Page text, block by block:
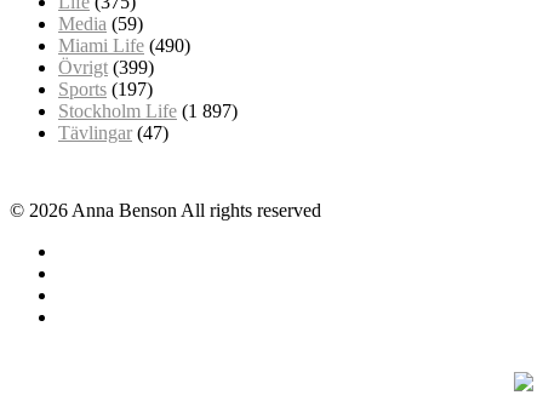
Media (59)
Miami Life (490)
Övrigt (399)
Sports (197)
Stockholm Life (1 897)
Tävlingar (47)
© 2026 Anna Benson All rights reserved